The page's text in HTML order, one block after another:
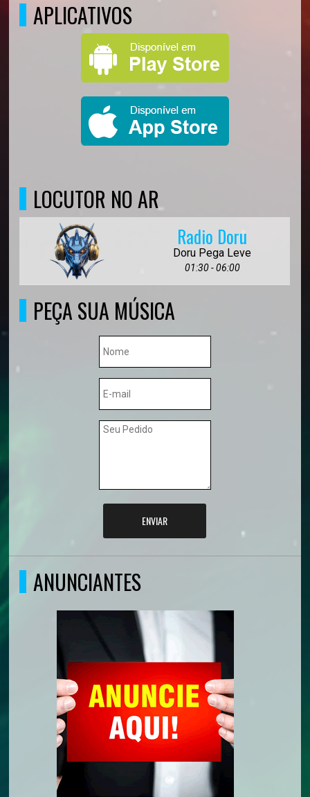
APLICATIVOS
LOCUTOR NO AR
Radio Doru
Doru Pega Leve
01:30 - 06:00
PEÇA SUA MÚSICA
ENVIAR
ANUNCIANTES